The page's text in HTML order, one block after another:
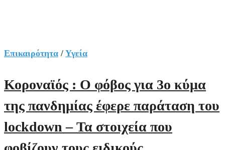
Επικαιρότητα / Υγεία
Κοροναϊός : Ο φόβος για 3ο κύμα
της πανδημίας έφερε παράταση του
lockdown – Τα στοιχεία που